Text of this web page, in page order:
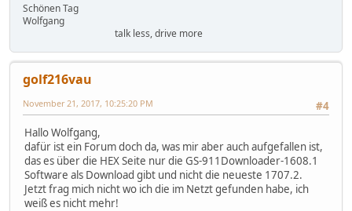
Schönen Tag
Wolfgang
talk less, drive more
golf216vau
#4
November 21, 2017, 10:25:20 PM
Hallo Wolfgang,
dafür ist ein Forum doch da, was mir aber auch aufgefallen ist,
das es über die HEX Seite nur die GS-911Downloader-1608.1
Software als Download gibt und nicht die neueste 1707.2.
Jetzt frag mich nicht wo ich die im Netzt gefunden habe, ich
weiß es nicht mehr!